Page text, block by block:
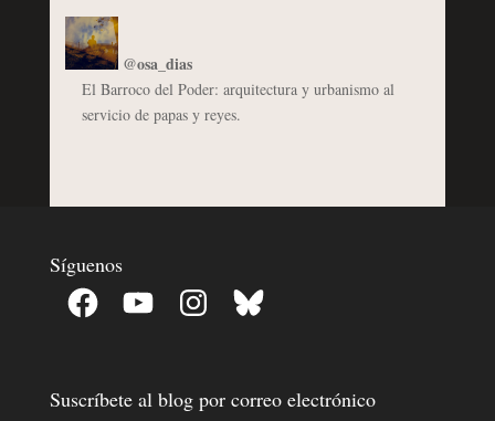
@osa_dias
El Barroco del Poder: arquitectura y urbanismo al
servicio de papas y reyes.
Síguenos
Facebook YouTube InstagramBluesky
Suscríbete al blog por correo electrónico